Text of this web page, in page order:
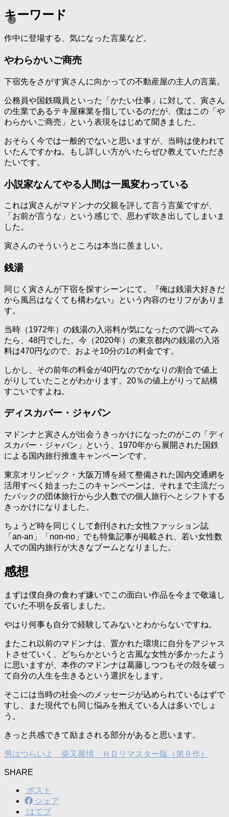
キーワード
作中に登場する、気になった言葉など。
やわらかいご商売
下宿先をさがす寅さんに向かっての不動産屋の主人の言葉。
公務員や国鉄職員といった「かたい仕事」に対して、寅さん
の生業であるテキ屋稼業を指しているのだが、僕はこの「や
わらかいご商売」という表現をはじめて聞きました。
おそらく今では一般的でないと思いますが、当時は使われて
いたんですかね。もし詳しい方がいたらぜひ教えていただき
たいです。
小説家なんてやる人間は一風変わっている
これは寅さんがマドンナの父親を評して言う言葉ですが、
「お前が言うな」という感じで、思わず吹き出してしまいま
した。
寅さんのそういうところは本当に羨ましい。
銭湯
同じく寅さんが下宿を探すシーンにて。『俺は銭湯大好きだ
から風呂はなくても構わない』という内容のセリフがありま
す。
当時（1972年）の銭湯の入浴料が気になったので調べてみ
たら、48円でした。今（2020年）の東京都内の銭湯の入浴
料は470円なので、およそ10分の1の料金です。
しかし、その前年の料金が40円なのでかなりの割合で値上
がりしていたことがわかります。20％の値上がりって結構
すごいですよね。
ディスカバー・ジャパン
マドンナと寅さんが出会うきっかけになったのがこの「ディ
スカバー・ジャパン」という、1970年から展開された国鉄
による国内旅行推進キャンペーンです。
東京オリンピック・大阪万博を経て整備された国内交通網を
活用すべく始まったこのキャンペーンは、それまで主流だっ
たパックの団体旅行から少人数での個人旅行へとシフトする
きっかけになりました。
ちょうど時を同じくして創刊された女性ファッション誌
「an-an」「non-no」でも特集記事が掲載され、若い女性数
人での国内旅行が大きなブームとなりました。
感想
まずは僕自身の食わず嫌いでこの面白い作品を今まで敬遠し
ていた不明を反省しました。
やはり何事も自分で経験してみないとわからないですね。
またこれ以前のマドンナは、置かれた環境に自分をアジャス
トさせていく、どちらかというと古風な女性が多かったよう
に思いますが、本作のマドンナは葛藤しつつもその殻を破っ
て自分の人生を生きるという選択をします。
そこには当時の社会へのメッセージが込められているはずで
すし、また現代でも同じ悩みを抱えている人は多いでしょ
う。
きっと共感できて励まされる部分があると思います。
男はつらいよ 柴又慕情 ＨＤリマスター版（第９作）
SHARE
ポスト
シェア
はてブ